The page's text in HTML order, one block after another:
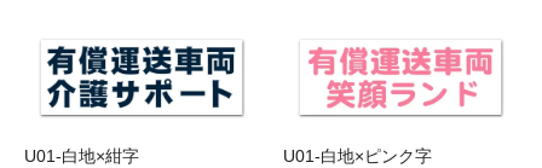
U01-白地×紺字
U01-白地×ピンク字